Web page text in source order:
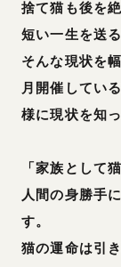
捨て猫も後を
短い一生を送
そんな現状を
月開催してい
様に現状を知
「家族として
人間の身勝手
す。
猫の運命は引